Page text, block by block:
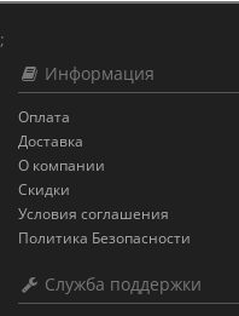
;
Информация
Оплата
Доставка
О компании
Скидки
Условия соглашения
Политика Безопасности
Служба поддержки